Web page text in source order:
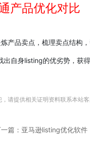
产品优化对比
品卖点，梳理卖点结构
自身listing的优劣势，获得
请提供相关证明资料联系本站